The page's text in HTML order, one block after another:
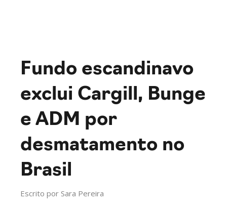
Fundo escandinavo
exclui Cargill, Bunge
e ADM por
desmatamento no
Brasil
Escrito por Sara Pereira